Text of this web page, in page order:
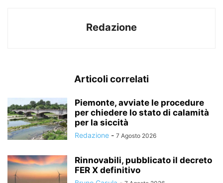
Redazione
Articoli correlati
Piemonte, avviate le procedure
per chiedere lo stato di calamità
per la siccità
Redazione - 7 Agosto 2026
Rinnovabili, pubblicato il decreto
FER X definitivo